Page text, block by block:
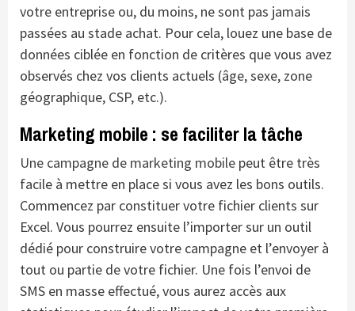
votre entreprise ou, du moins, ne sont pas jamais
passées au stade achat. Pour cela, louez une base de
données ciblée en fonction de critères que vous avez
observés chez vos clients actuels (âge, sexe, zone
géographique, CSP, etc.).
Marketing mobile : se faciliter la tâche
Une campagne de marketing mobile peut être très
facile à mettre en place si vous avez les bons outils.
Commencez par constituer votre fichier clients sur
Excel. Vous pourrez ensuite l’importer sur un outil
dédié pour construire votre campagne et l’envoyer à
tout ou partie de votre fichier. Une fois l’envoi de
SMS en masse effectué, vous aurez accès aux